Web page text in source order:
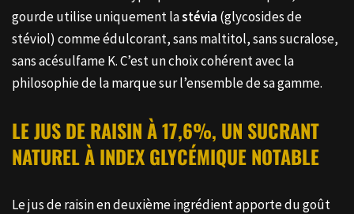
gourde utilise uniquement lastévia (glycosides de
stéviol) comme édulcorant, sans maltitol, sans sucralose,
sans acésulfame K. C’est un choix cohérent avec la
philosophie de la marque sur l’ensemble de sa gamme.
LE JUS DE RAISIN À 17,6%, UN SUCRANT
NATUREL À INDEX GLYCÉMIQUE NOTABLE
Le jus de raisin en deuxième ingrédient apporte du goût